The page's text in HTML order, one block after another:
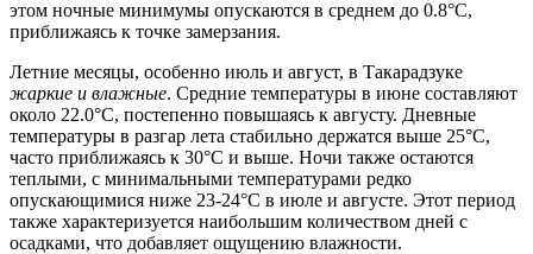
этом ночные минимумы опускаются в среднем до 0.8°C,
приближаясь к точке замерзания.
Летние месяцы, особенно июль и август, в Такарадзуке
жаркие и влажные. Средние температуры в июне составляют
около 22.0°C, постепенно повышаясь к августу. Дневные
температуры в разгар лета стабильно держатся выше 25°C,
часто приближаясь к 30°C и выше. Ночи также остаются
теплыми, с минимальными температурами редко
опускающимися ниже 23-24°C в июле и августе. Этот период
также характеризуется наибольшим количеством дней с
осадками, что добавляет ощущению влажности.